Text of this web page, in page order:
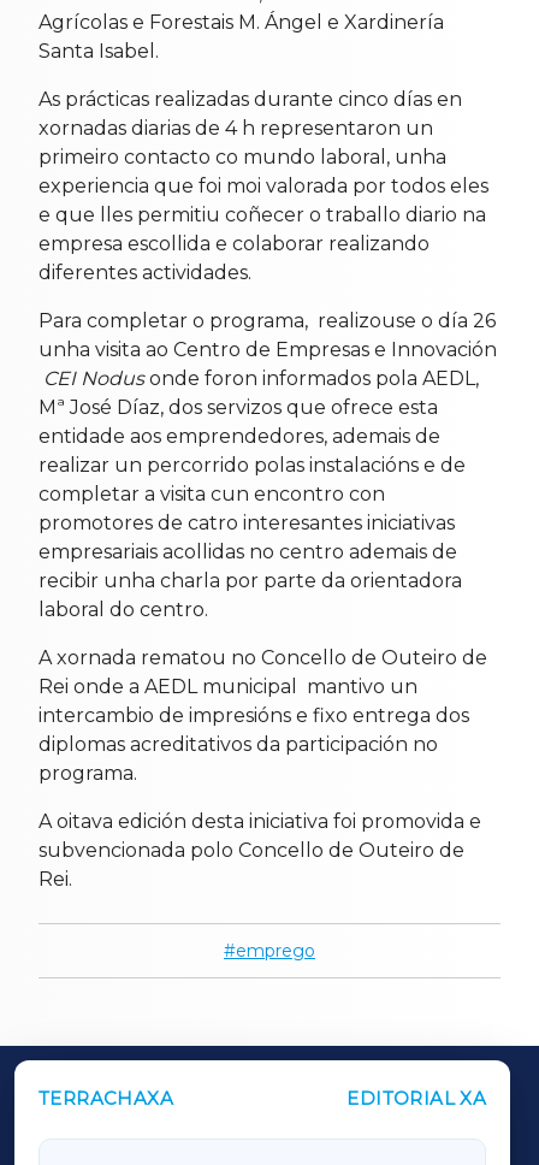
Agrícolas e Forestais M. Ángel e Xardinería
Santa Isabel.
As prácticas realizadas durante cinco días en
xornadas diarias de 4 h representaron un
primeiro contacto co mundo laboral, unha
experiencia que foi moi valorada por todos eles
e que lles permitiu coñecer o traballo diario na
empresa escollida e colaborar realizando
diferentes actividades.
Para completar o programa, realizouse o día 26
unha visita ao Centro de Empresas e Innovación
CEI Nodusonde foron informados pola AEDL,
Mª José Díaz, dos servizos que ofrece esta
entidade aos emprendedores, ademais de
realizar un percorrido polas instalacións e de
completar a visita cun encontro con
promotores de catro interesantes iniciativas
empresariais acollidas no centro ademais de
recibir unha charla por parte da orientadora
laboral do centro.
A xornada rematou no Concello de Outeiro de
Rei onde a AEDL municipal mantivo un
intercambio de impresións e fixo entrega dos
diplomas acreditativos da participación no
programa.
A oitava edición desta iniciativa foi promovida e
subvencionada polo Concello de Outeiro de
Rei.
emprego
TERRACHAXA EDITORIAL XA
OUTROS PERIÓDICOS